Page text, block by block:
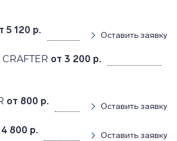
5 120 р. Оставить заявку
от 3 200 р.
от 800 р. Оставить заявку
800 р. Оставить заявку